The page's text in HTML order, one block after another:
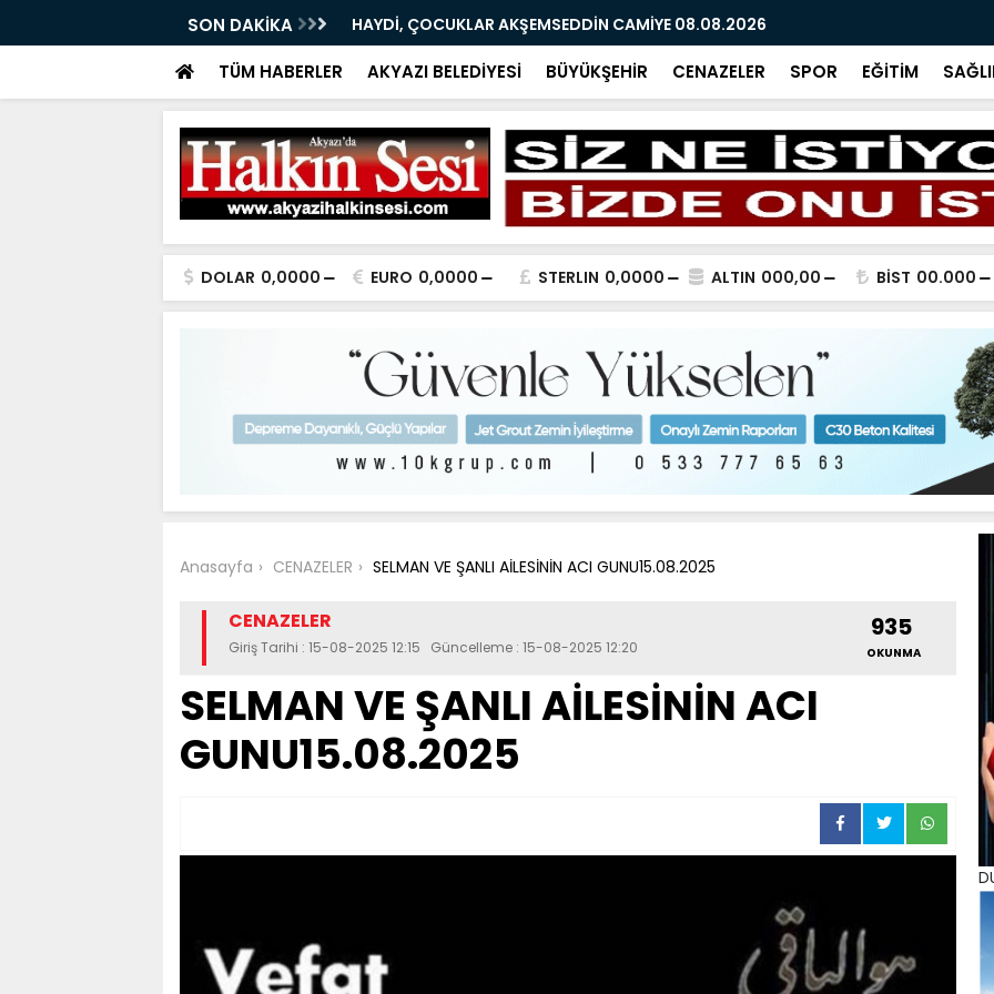
SON DAKİKA HAYDİ, ÇOCUKLAR AKŞEMSEDDİN CAMİYE 08.08.2026
TÜM HABERLER AKYAZI BELEDİYESİ BÜYÜKŞEHİR CENAZELER SPOR EĞİTİM
DOLAR 0,0000 EURO 0,0000 STERLIN 0,0000 ALTIN 000,00 BİST 00.000
Anasayfa CENAZELER SELMAN VE ŞANLI AİLESİNİN ACI GUNU15.08.2025
CENAZELER
Giriş Tarihi : 15-08-2025 12:15 Güncelleme : 15-08-2025 12:20
935
OKUNMA
SELMAN VE ŞANLI AİLESİNİN ACI
GUNU15.08.2025